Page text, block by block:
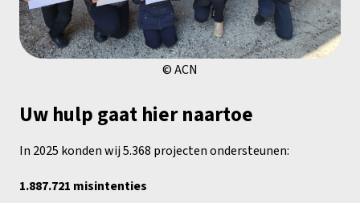
© ACN
Uw hulp gaat hier naartoe
In 2025 konden wij 5.368 projecten ondersteunen:
1.887.721 misintenties